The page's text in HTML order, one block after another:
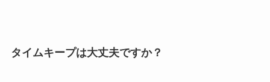
タイムキープは大丈夫ですか？